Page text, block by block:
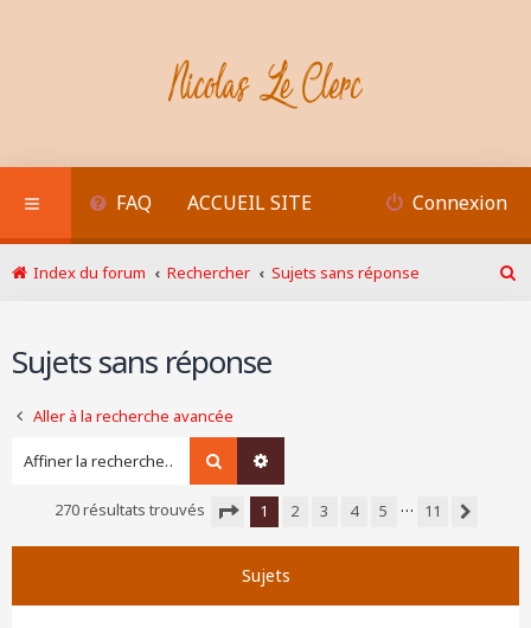
FAQ ACCUEIL SITE Connexion
Index du forum Rechercher
Sujets sans réponse
Sujets sans réponse
Aller à la recherche avancée
Rechercher
270 résultats trouvés
1 2 3 4 5 …
11
Sujets